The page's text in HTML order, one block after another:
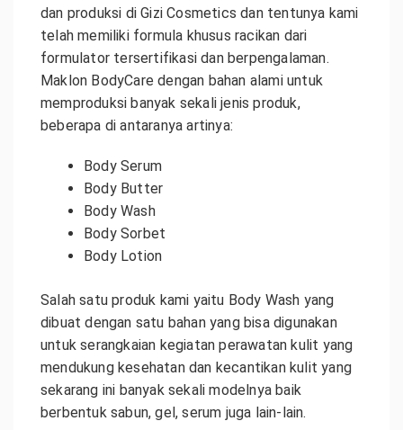
dan produksi di Gizi Cosmetics dan tentunya kami
telah memiliki formula khusus racikan dari
formulator tersertifikasi dan berpengalaman.
Maklon BodyCare dengan bahan alami untuk
memproduksi banyak sekali jenis produk,
beberapa di antaranya artinya:
Body Serum
Body Butter
Body Wash
Body Sorbet
Body Lotion
Salah satu produk kami yaitu Body Wash yang
dibuat dengan satu bahan yang bisa digunakan
untuk serangkaian kegiatan perawatan kulit yang
mendukung kesehatan dan kecantikan kulit yang
sekarang ini banyak sekali modelnya baik
berbentuk sabun, gel, serum juga lain-lain.